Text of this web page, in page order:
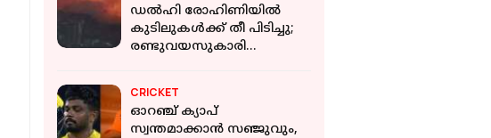
ഡല്‍ഹി രോഹിണിയില്‍
കുടിലുകള്‍ക്ക് തീ പിടിച്ചു;
രണ്ടുവയസുകാരി
CRICKET
ഓറഞ്ച് ക്യാപ്
സ്വന്തമാക്കാൻ സഞ്ജുവും,